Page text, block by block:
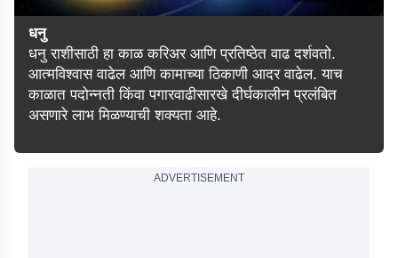
धनु
धनु राशीसाठी हा काळ करिअर आणि प्रतिष्ठेत वाढ दर्शवतो.
आत्मविश्वास वाढेल आणि कामाच्या ठिकाणी आदर वाढेल. याच
काळात पदोन्नती किंवा पगारवाढीसारखे दीर्घकालीन प्रलंबित
असणारे लाभ मिळण्याची शक्यता आहे.
ADVERTISEMENT